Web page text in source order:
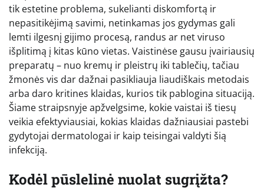
tik estetine problema, sukelianti diskomfortą ir
nepasitikėjimą savimi, netinkamas jos gydymas gali
lemti ilgesnį gijimo procesą, randus ar net viruso
išplitimą į kitas kūno vietas. Vaistinėse gausu įvairiausių
preparatų – nuo kremų ir pleistrų iki tablečių, tačiau
žmonės vis dar dažnai pasikliauja liaudiškais metodais
arba daro kritines klaidas, kurios tik pablogina situaciją.
Šiame straipsnyje apžvelgsime, kokie vaistai iš tiesų
veikia efektyviausiai, kokias klaidas dažniausiai pastebi
gydytojai dermatologai ir kaip teisingai valdyti šią
infekciją.
Kodėl pūslelinė nuolat sugrįžta?